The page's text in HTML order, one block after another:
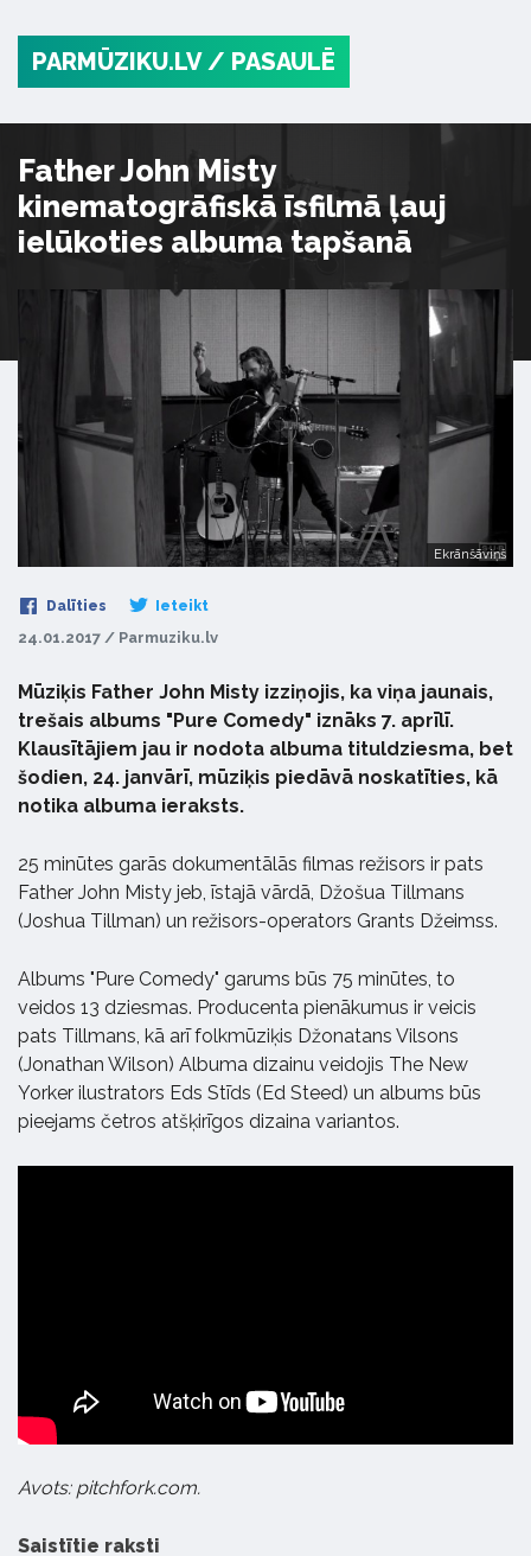
PARMŪZIKU.LV / PASAULĒ
Father John Misty
kinematogrāfiskā īsfilmā ļauj
ielūkoties albuma tapšanā
Ekrānšāviņš
Dalīties Ieteikt
24.01.2017 / Parmuziku.lv
Mūziķis Father John Misty izziņojis, ka viņa jaunais,
trešais albums "Pure Comedy" iznāks 7. aprīlī.
Klausītājiem jau ir nodota albuma tituldziesma, bet
šodien, 24. janvārī, mūziķis piedāvā noskatīties, kā
notika albuma ieraksts.
25 minūtes garās dokumentālās filmas režisors ir pats
Father John Misty jeb, īstajā vārdā, Džošua Tillmans
(Joshua Tillman) un režisors-operators Grants Džeimss.
Albums "Pure Comedy" garums būs 75 minūtes, to
veidos 13 dziesmas. Producenta pienākumus ir veicis
pats Tillmans, kā arī folkmūziķis Džonatans Vilsons
(Jonathan Wilson) Albuma dizainu veidojis The New
Yorker ilustrators Eds Stīds (Ed Steed) un albums būs
pieejams četros atšķirīgos dizaina variantos.
Avots: pitchfork.com.
Saistītie raksti